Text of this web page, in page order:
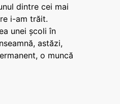
dintre cei mai
i-am trăit.
unei școli în
astăzi,
o muncă